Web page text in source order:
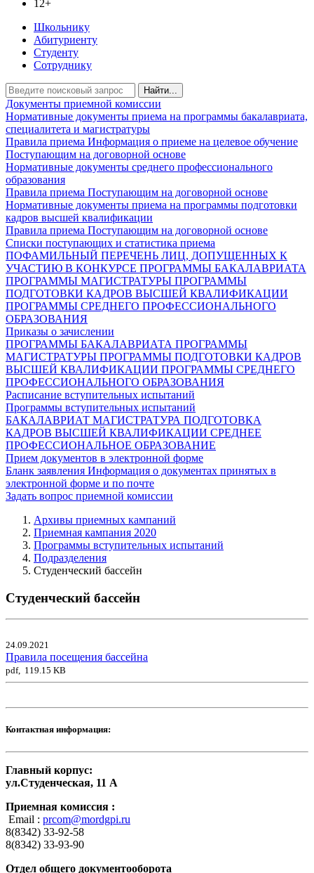
12+
Школьнику
Абитуриенту
Студенту
Сотруднику
Найти...
Документы приемной комиссии
Нормативные документы приема на программы бакалавриата,
специалитета и магистратуры
Правила приема Информация о приеме на целевое обучение
Поступающим на договорной основе
Нормативные документы среднего профессионального
образования
Правила приема Поступающим на договорной основе
Нормативные документы приема на программы подготовки
кадров высшей квалификации
Правила приема Поступающим на договорной основе
Списки поступающих и статистика приема
ПОФАМИЛЬНЫЙ ПЕРЕЧЕНЬ ЛИЦ, ДОПУЩЕННЫХ К
УЧАСТИЮ В КОНКУРСЕ ПРОГРАММЫ БАКАЛАВРИАТА
ПРОГРАММЫ МАГИСТРАТУРЫ ПРОГРАММЫ
ПОДГОТОВКИ КАДРОВ ВЫСШЕЙ КВАЛИФИКАЦИИ
ПРОГРАММЫ СРЕДНЕГО ПРОФЕССИОНАЛЬНОГО
ОБРАЗОВАНИЯ
Приказы о зачислении
ПРОГРАММЫ БАКАЛАВРИАТА ПРОГРАММЫ
МАГИСТРАТУРЫ ПРОГРАММЫ ПОДГОТОВКИ КАДРОВ
ВЫСШЕЙ КВАЛИФИКАЦИИ ПРОГРАММЫ СРЕДНЕГО
ПРОФЕССИОНАЛЬНОГО ОБРАЗОВАНИЯ
Расписание вступительных испытаний
Программы вступительных испытаний
БАКАЛАВРИАТ МАГИСТРАТУРА ПОДГОТОВКА
КАДРОВ ВЫСШЕЙ КВАЛИФИКАЦИИ СРЕДНЕЕ
ПРОФЕССИОНАЛЬНОЕ ОБРАЗОВАНИЕ
Прием документов в электронной форме
Бланк заявления Информация о документах принятых в
электронной форме и по почте
Задать вопрос приемной комиссии
Архивы приемных кампаний
Приемная кампания 2020
Программы вступительных испытаний
Подразделения
Студенческий бассейн
Студенческий бассейн
24.09.2021
Правила посещения бассейна
pdf, 119.15 KB
Контактная информация:
Главный корпус:
ул.Студенческая, 11 А
Приемная комиссия :
Email : prcom@mordgpi.ru
8(8342) 33-92-58
8(8342) 33-93-90
Отдел общего документооборота